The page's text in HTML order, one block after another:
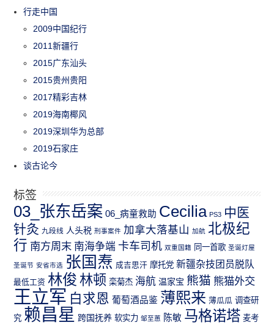
行走中国
2009中国纪行
2011新疆行
2015广东汕头
2015贵州贵阳
2017精彩吉林
2019海南椰风
2019深圳华为总部
2019石家庄
谈古论今
标签
03_张东岳案 06_病童救助 Cecilia PS3 中医
针灸 九段线 人头税 刑事案件 加拿大落基山 加航 北极纪
行 南方周末 南海争端 卡车司机 双重国籍 同一首歌 圣诞灯屋
圣诞节 安省市选 张国焘 成吉思汗 摩托党 新疆杂技团员脱队
最低工资 林俊 林顿 栾菊杰 海航 温家宝 熊猫 熊猫外交
王立军 白求恩 葡萄酒品鉴 薄熙来 薄瓜瓜 调查研
究 赖昌星 跨国抚养 软实力 邹至蕙 陈敏 马格诺塔 麦考